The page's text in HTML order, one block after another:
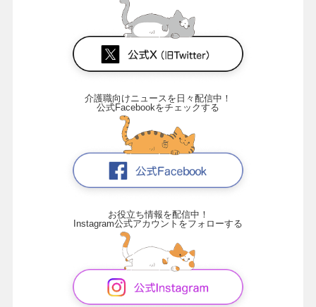
介護職向けニュースを日々配信中！
公式Facebookをチェックする
お役立ち情報を配信中！
Instagram公式アカウントをフォローする